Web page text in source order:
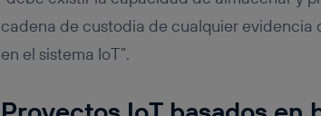
cadena de custodia de cualquier
en el sistema IoT”.